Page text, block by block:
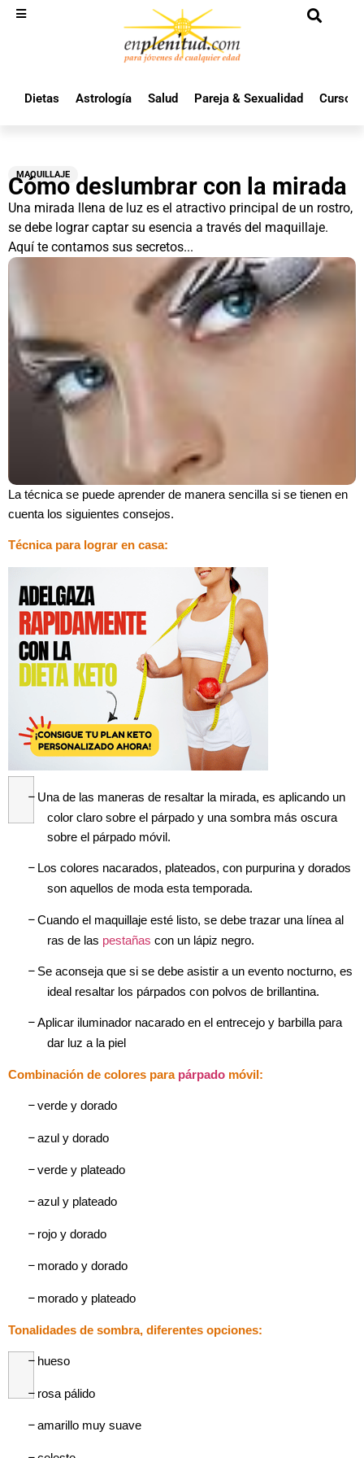
Dietas Astrología Salud Pareja & Sexualidad Cursos
MAQUILLAJE
Cómo deslumbrar con la mirada
Una mirada llena de luz es el atractivo principal de un rostro,
se debe lograr captar su esencia a través del maquillaje.
Aquí te contamos sus secretos...
La técnica se puede aprender de manera sencilla si se tienen en
cuenta los siguientes consejos.
Técnica para lograr en casa:
– Una de las maneras de resaltar la mirada, es aplicando un
color claro sobre el párpado y una sombra más oscura
sobre el párpado móvil.
– Los colores nacarados, plateados, con purpurina y dorados
son aquellos de moda esta temporada.
–Cuando el maquillaje esté listo, se debe trazar una línea al
ras de las pestañas con un lápiz negro.
– Se aconseja que si se debe asistir a un evento nocturno, es
ideal resaltar los párpados con polvos de brillantina.
–Aplicar iluminador nacarado en el entrecejo y barbilla para
dar luz a la piel
Combinación de colores para párpado móvil:
–verde y dorado
–azul y dorado
–verde y plateado
–azul y plateado
– rojo y dorado
– morado y dorado
– morado y plateado
Tonalidades de sombra, diferentes opciones:
– hueso
– rosa pálido
–amarillo muy suave